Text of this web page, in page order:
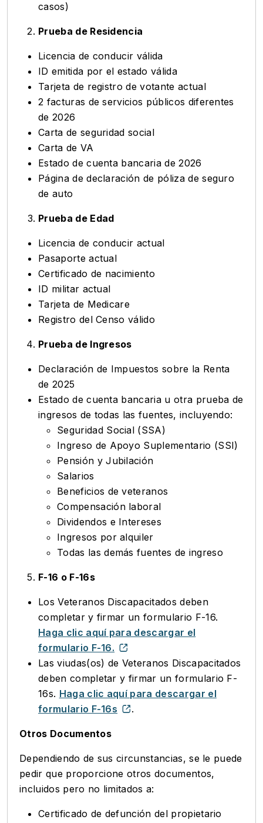
casos)
Prueba de Residencia
Licencia de conducir válida
ID emitida por el estado válida
Tarjeta de registro de votante actual
2 facturas de servicios públicos diferentes
de 2026
Carta de seguridad social
Carta de VA
Estado de cuenta bancaria de 2026
Página de declaración de póliza de seguro
de auto
Prueba de Edad
Licencia de conducir actual
Pasaporte actual
Certificado de nacimiento
ID militar actual
Tarjeta de Medicare
Registro del Censo válido
Prueba de Ingresos
Declaración de Impuestos sobre la Renta
de 2025
Estado de cuenta bancaria u otra prueba de
ingresos de todas las fuentes, incluyendo:
Seguridad Social (SSA)
Ingreso de Apoyo Suplementario (SSI)
Pensión y Jubilación
Salarios
Beneficios de veteranos
Compensación laboral
Dividendos e Intereses
Ingresos por alquiler
Todas las demás fuentes de ingreso
F-16 o F-16s
Los Veteranos Discapacitados deben
completar y firmar un formulario F-16.
Haga clic aquí para descargar el
formulario F-16.
Las viudas(os) de Veteranos Discapacitados
deben completar y firmar un formulario F-
16s. Haga clic aquí para descargar el
formulario F-16s
.
Otros Documentos
Dependiendo de sus circunstancias, se le puede
pedir que proporcione otros documentos,
incluidos pero no limitados a:
Certificado de defunción del propietario